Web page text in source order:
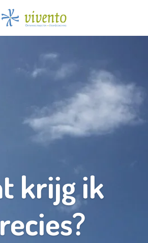
krijg ik